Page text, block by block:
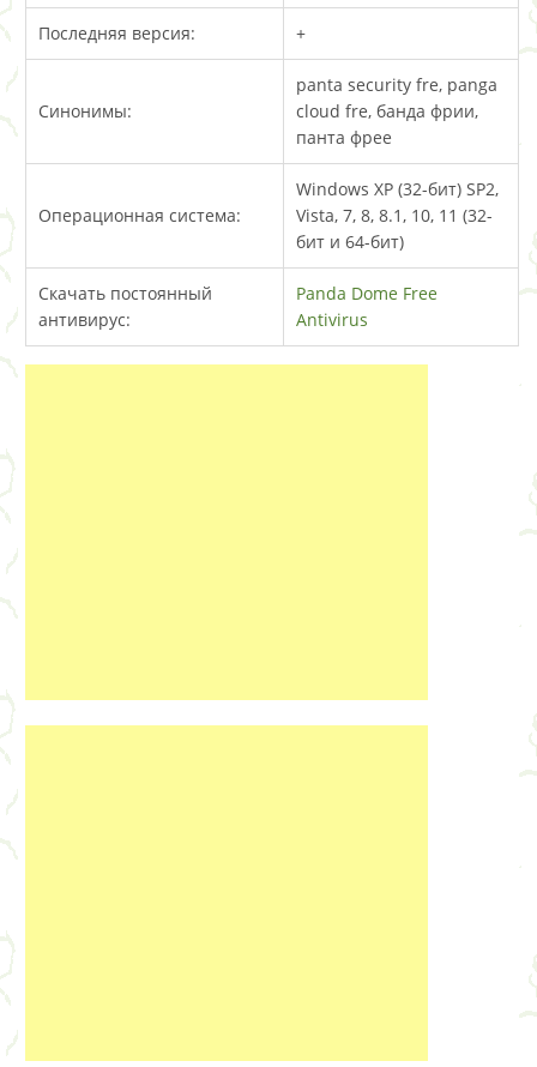
Последняя версия: +
Синонимы:
panta security fre, panga
cloud fre, банда фрии,
панта фрее
Операционная система:
Windows XP (32-бит) SP2,
Vista, 7, 8, 8.1, 10, 11 (32-
бит и 64-бит)
Скачать постоянный
антивирус:
Panda Dome Free
Antivirus